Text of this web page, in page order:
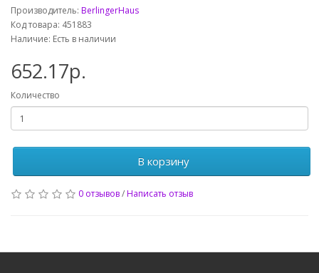
Производитель: BerlingerHaus
Код товара: 451883
Наличие: Есть в наличии
652.17р.
Количество
В корзину
0 отзывов/Написать отзыв